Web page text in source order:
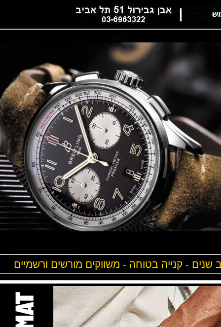
- קנייה בטוחה - משווקים מורשים ורשמיים